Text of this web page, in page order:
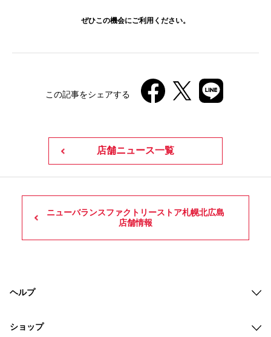
ぜひこの機会にご利用ください。
この記事をシェアする
店舗ニュース一覧
ニューバランスファクトリーストア札幌北広島
店舗情報
ヘルプ
ショップ